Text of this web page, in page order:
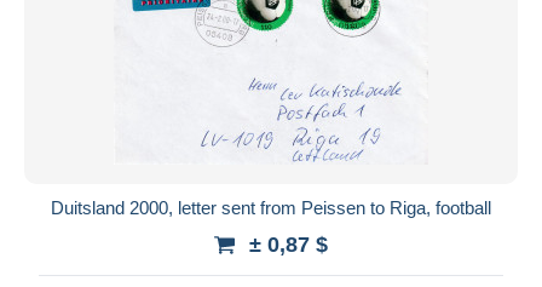
Duitsland 2000, letter sent from Peissen to Riga, football
± 0,87 $